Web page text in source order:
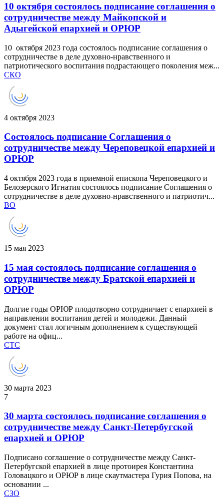
10 октября состоялось подписание соглашения о
сотрудничестве между Майкопской и
Адыгейской епархией и ОРЮР
10 октября 2023 года состоялось подписание соглашения о
сотрудничестве в деле духовно-нравственного и
патриотического воспитания подрастающего поколения меж...
СКО
4 октября 2023
Состоялось подписание Соглашения о
сотрудничестве между Череповецкой епархией и
ОРЮР
4 октября 2023 года в приемной епископа Череповецкого и
Белозерского Игнатия состоялось подписание Соглашения о
сотрудничестве в деле духовно-нравственного и патриотич...
ВО
15 мая 2023
15 мая состоялось подписание соглашения о
сотрудничестве между Братской епархией и
ОРЮР
Долгие годы ОРЮР плодотворно сотрудничает с епархией в
направлении воспитания детей и молодежи. Данный
документ стал логичным дополнением к существующей
работе на офиц...
СТС
30 марта 2023
7
30 марта состоялось подписание соглашения о
сотрудничестве между Санкт-Петербугской
епархией и ОРЮР
Подписано соглашение о сотрудничестве между Санкт-
Петербугской епархией в лице протоирея Константина
Головацкого и ОРЮР в лице скаутмастера Гурия Попова, на
основании ...
СЗО